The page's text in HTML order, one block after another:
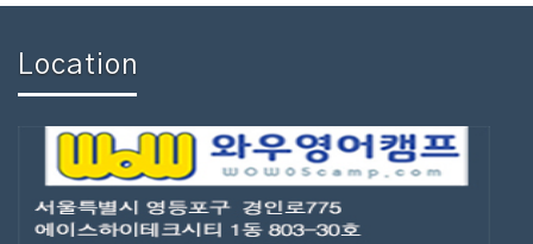
Location